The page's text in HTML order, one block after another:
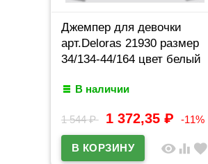
Джемпер для девочки
арт.Deloras 21930 размер
34/134-44/164 цвет белый
В наличии
1 544₽ 1 372,35 ₽ -11%
visibility equalizer favorite